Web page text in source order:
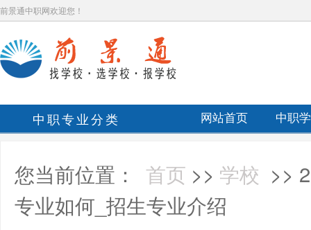
前景通中职网欢迎您！
中职专业分类 网站首页 中职
您当前位置： 首页 >> 学校 >>
专业如何_招生专业介绍